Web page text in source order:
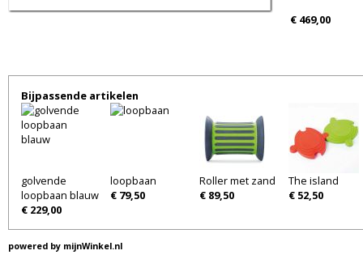
€ 469,00
Bijpassende artikelen
golvende
loopbaan blauw
€ 229,00
loopbaan
€ 79,50
Roller met zand
€ 89,50
The island
€ 52,50
powered by mijnWinkel.nl